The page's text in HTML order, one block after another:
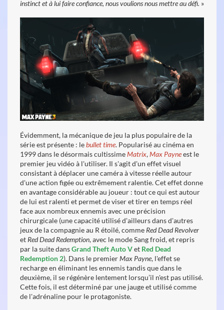
instinct et à lui faire confiance, nous voulions nous mettre au défi. »
Évidemment, la mécanique de jeu la plus populaire de la
série est présente : lebullet time. Popularisé au cinéma en
1999 dans le désormais cultissimeMatrix,Max Payneest le
premier jeu vidéo à l'utiliser. Il s'agit d'un effet visuel
consistant à déplacer une caméra à vitesse réelle autour
d'une action figée ou extrêmement ralentie. Cet effet donne
en avantage considérable au joueur : tout ce qui est autour
de lui est ralenti et permet de viser et tirer en temps réel
face aux nombreux ennemis avec une précision
chirurgicale (une capacité utilisé d'ailleurs dans d'autres
jeux de la compagnie au R étoilé, comme Red Dead Revolver
et Red Dead Redemption, avec le mode Sang froid, et repris
par la suitedansGrand Theft Auto Vet Red Dead
Redemption 2). Dans le premierMax Payne, l'effet se
recharge en éliminant les ennemis tandis que dans le
deuxième, il se régénère lentement lorsqu’il n'est pas utilisé.
Cette fois, il est déterminé par une jauge et utilisé comme
de l'adrénaline pour le protagoniste.